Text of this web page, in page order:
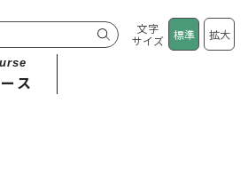
文字
サイズ
標準 拡大
ス